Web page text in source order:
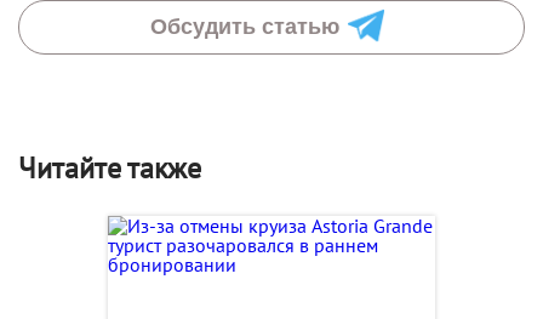
Обсудить статью
Читайте также